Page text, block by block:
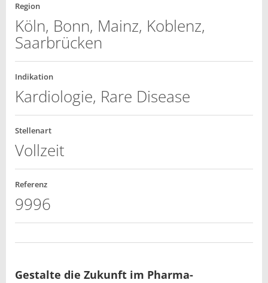
Region
Köln, Bonn, Mainz, Koblenz,
Saarbrücken
Indikation
Kardiologie, Rare Disease
Stellenart
Vollzeit
Referenz
9996
Gestalte die Zukunft im Pharma-